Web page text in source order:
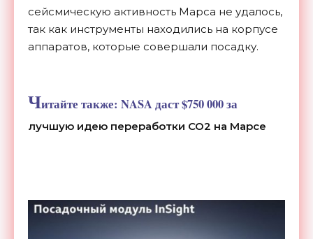
сейсмическую активность Марса не удалось,
так как инструменты находились на корпусе
аппаратов, которые совершали посадку.
Читайте также: NASA даст $750 000 за
лучшую идею переработки CO2 на Марсе